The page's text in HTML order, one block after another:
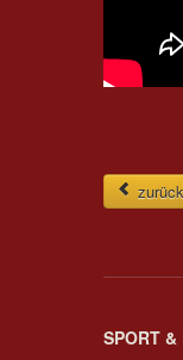
zurück
SPORT